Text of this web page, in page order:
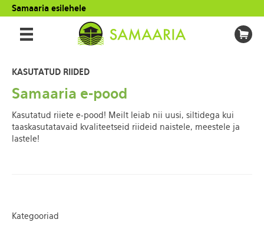
Samaaria esilehele
KASUTATUD RIIDED
Samaaria e-pood
Kasutatud riiete e-pood! Meilt leiab nii uusi, siltidega kui
taaskasutatavaid kvaliteetseid riideid naistele, meestele ja
lastele!
Kategooriad